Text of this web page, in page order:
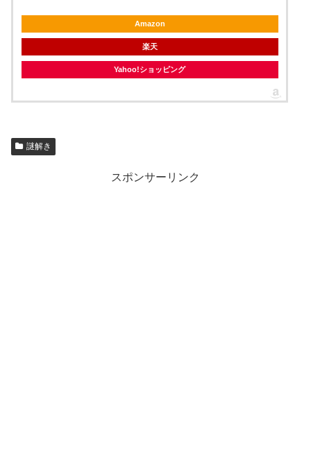
Amazon
楽天
Yahoo!ショッピング
謎解き
スポンサーリンク